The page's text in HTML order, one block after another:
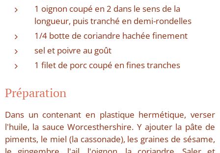
1 oignon coupé en 2 dans le sens de la
longueur, puis tranché en demi-rondelles
1/4 botte de coriandre hachée finement
sel et poivre au goût
1 filet de porc coupé en fines tranches
Préparation
Dans un contenant en plastique hermétique, verser
l'huile, la sauce Worcesthershire. Y ajouter la pâte de
piments, le miel (la cassonade), les graines de sésame,